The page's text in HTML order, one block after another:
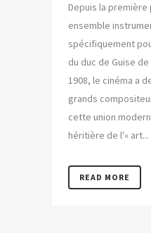
Depuis la
ensemble
spécifiquement
du duc de Guise
1908, le cinéma a
grands
cette union
héritière de l'« art...
READ MORE